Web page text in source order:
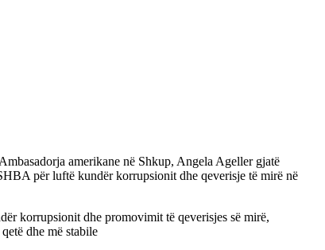
amerikane në Shkup, Angela Ageller gjatë
për luftë kundër korrupsionit dhe qeverisje të mirë në
korrupsionit dhe promovimit të qeverisjes së mirë,
dhe më stabile